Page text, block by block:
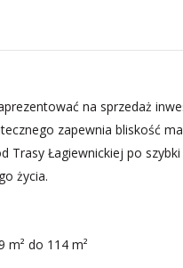
na sprzedaż
zapewnia bliskość
Trasy Łagiewnickiej po
życia.
m² do 114 m²